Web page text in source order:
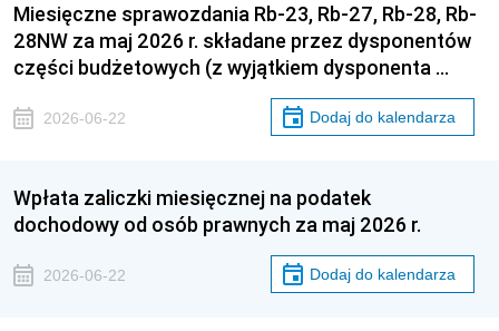
Miesięczne sprawozdania Rb-23, Rb-27, Rb-28, Rb-
28NW za maj 2026 r. składane przez dysponentów
części budżetowych (z wyjątkiem dysponenta …
2026-06-22 Dodaj do kalendarza
Wpłata zaliczki miesięcznej na podatek
dochodowy od osób prawnych za maj 2026 r.
2026-06-22 Dodaj do kalendarza